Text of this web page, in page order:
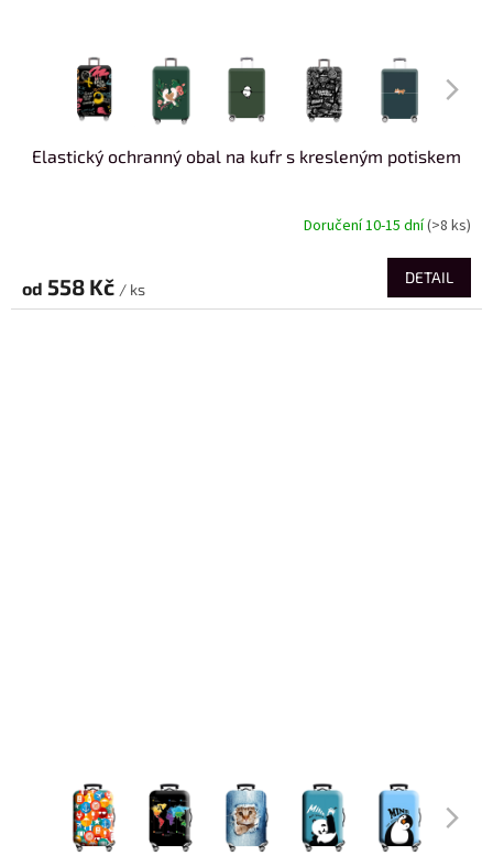
Elastický ochranný obal na kufr s kresleným potiskem
Doručení 10-15 dní(>8 ks)
od 558 Kč / ks
DETAIL